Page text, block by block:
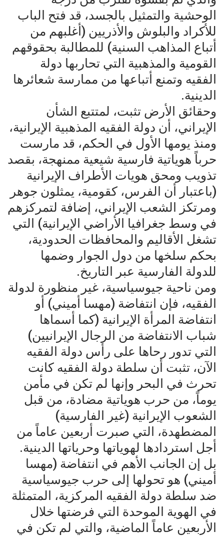
الوحشية والتمثيل بالجسد، قد فتح الباب
للأكراد والبلوش والأذريين (أغلبهم من
أتباع المذاهب السنية) للمطالبة بحقوقهم
القومية والمذهبية التي تحاربها دولة
الفقيه وتمنع أتباعها من ممارسة شعائرها
الدينية.
وحقائق الأرض تثبت، لمتتبع الشأن
الإيراني، أن دولة الفقيه المذهبية الإيرانية،
ومنذ يومها الأول في الحكم، قد مارست
حرباً هوياتية فارسية شيعية ممنهجة، بقصد
تذويب ومحق هويات الأطراف الإيرانية
(باعتبار أن الفرس، كقومية، يمثلون جوهر
ومرتكز الشعب الإيراني، إضافة لتمركزهم
في وسط جغرافيا الأراضي الإيرانية) التي
تشغل الأقاليم والمحافظات الحدودية،
بحكم سلخها من دول الجوار وضمها
للدولة الفارسية عبر التاريخ.
ومن ناحية جيوسياسية، غير منظورة لدولة
الفقيه، فإن انتفاضة (مهسا أميني) أو
انتفاضة المرأة الإيرانية (كما أسماها
شباب الانتفاضة من الرجال الإيرانيين)
التي تدور رحاها على رأس دولة الفقيه
الآن، تثبت أن سلطة دولة الفقيه كانت
تحرث في البحر وإنها لم تكن في مأمن
يوماً، من حرب هوياتية مضادة، من قبل
الشعوب الإيرانية (غير الفارسية)
المضطهدة، التي صبرت أربعين عاماً من
أجل استردادها لهوياتها وحرياتها الدينية.
بل إن الجانب الأهم في انتفاضة (مهسا
أميني) هو تحولها إلى حرب جيوسياسية
ضد سلطة دولة الفقيه المركزية، المتمثلة
في الهوية الموحدة التي فرضتها خلال
الأربعين عاماً الماضية، والتي لم تكن في